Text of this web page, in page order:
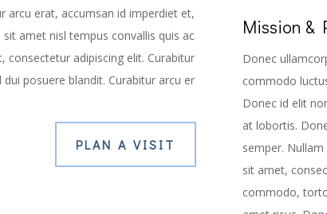
arcu erat, accumsan id imperdiet et,
amet nisl tempus convallis quis ac
adipiscing elit. Curabitur
dui posuere blandit. Curabitur arcu er
PLAN A VISIT
Mission &
Donec
commodo
Donec id elit
at lobortis.
semper.
sit amet,
commodo,